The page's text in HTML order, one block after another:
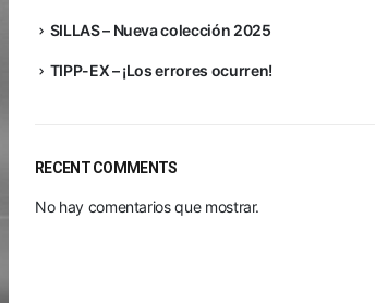
SILLAS – Nueva colección 2025
TIPP-EX – ¡Los errores ocurren!
RECENT COMMENTS
No hay comentarios que mostrar.